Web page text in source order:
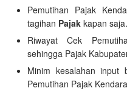
Pemutihan Pajak
tagihan Pajak kapan saja.
Riwayat Cek
sehingga Pajak
Minim kesalahan input
Pemutihan Pajak